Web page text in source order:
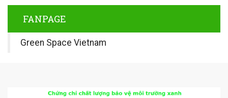
FANPAGE
Green Space Vietnam